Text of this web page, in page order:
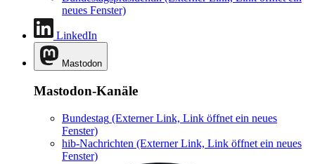
neues Fenster)
LinkedIn
Mastodon
Mastodon-Kanäle
Bundestag (Externer Link, Link öffnet ein neues
Fenster)
hib-Nachrichten (Externer Link, Link öffnet ein neues
Fenster)